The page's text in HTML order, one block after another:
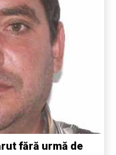
fără urmă de